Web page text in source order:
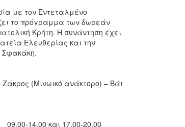
με τον Εντεταλμένο
το πρόγραμμα των δωρεάν
Κρήτη. Η συνάντηση έχει
Ελευθερίας και την
Σφακάκη.
(Μινωικό ανάκτορο) – Βάι
14.00 και 17.00-20.00